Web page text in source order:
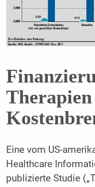
Eine vom US-
Healthcare
publizierte Studie